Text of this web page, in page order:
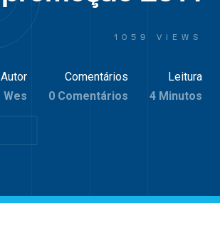
1059 VIEWS
Autor
Wes
Comentários
0 Comentários
Leitura
4 Minutos